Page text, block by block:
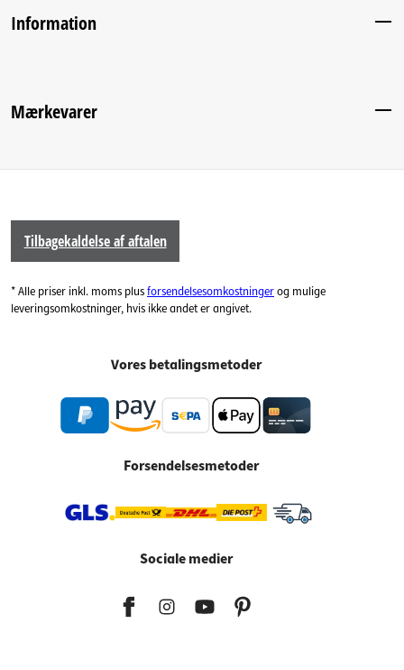
Information
Mærkevarer
Tilbagekaldelse af aftalen
* Alle priser inkl. moms plusforsendelsesomkostningerog mulige
leveringsomkostninger, hvis ikke andet er angivet.
Vores betalingsmetoder
Forsendelsesmetoder
Sociale medier